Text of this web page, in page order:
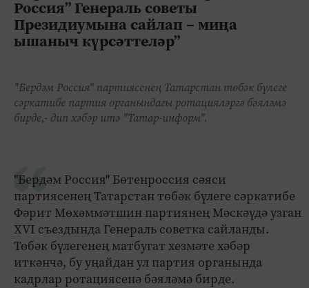
Россия” Генераль советы
Президиумына сайлап – миңа
ышаныч күрсәттеләр”
"Бердәм Россия" партиясенең Татарстан төбәк бүлеге
сәркатибе партия органындагы ротацияләргә бәяләмә
бирде,- дип хәбәр итә "Татар-информ".
"Бердәм Россия" Бөтенроссия сәяси
партиясенең Татарстан төбәк бүлеге сәркатибе
Фәрит Мөхәммәтшин партиянең Мәскәүдә узган
XVI съездында Генераль советка сайланды.
Төбәк бүлегенең матбугат хезмәте хәбәр
иткәнчә, бу уңайдан ул партия органында
кадрлар ротациясенә бәяләмә бирде.